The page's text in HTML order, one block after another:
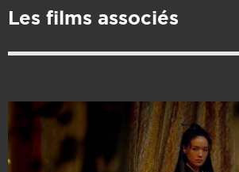
Les films associés